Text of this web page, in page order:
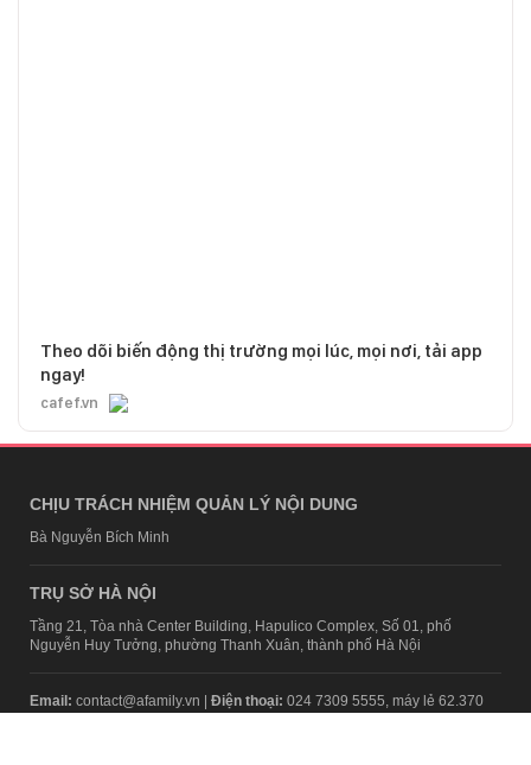
Theo dõi biến động thị trường mọi lúc, mọi nơi, tải app
ngay!
cafef.vn
CHỊU TRÁCH NHIỆM QUẢN LÝ NỘI DUNG
Bà Nguyễn Bích Minh
TRỤ SỞ HÀ NỘI
Tầng 21, Tòa nhà Center Building, Hapulico Complex, Số 01, phố
Nguyễn Huy Tưởng, phường Thanh Xuân, thành phố Hà Nội
Email: contact@afamily.vn | Điện thoại: 024 7309 5555, máy lẻ 62.370